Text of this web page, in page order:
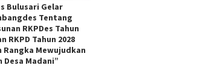
Bulusari Gelar
Tentang
RKPDes Tahun
RKPD Tahun 2028
Rangka Mewujudkan
Desa Madani”